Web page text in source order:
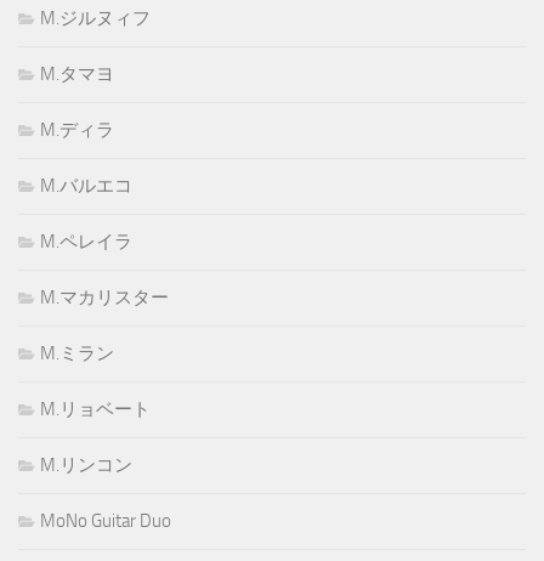
M.ジルヌィフ
M.タマヨ
M.ディラ
M.バルエコ
M.ペレイラ
M.マカリスター
M.ミラン
M.リョベート
M.リンコン
MoNo Guitar Duo